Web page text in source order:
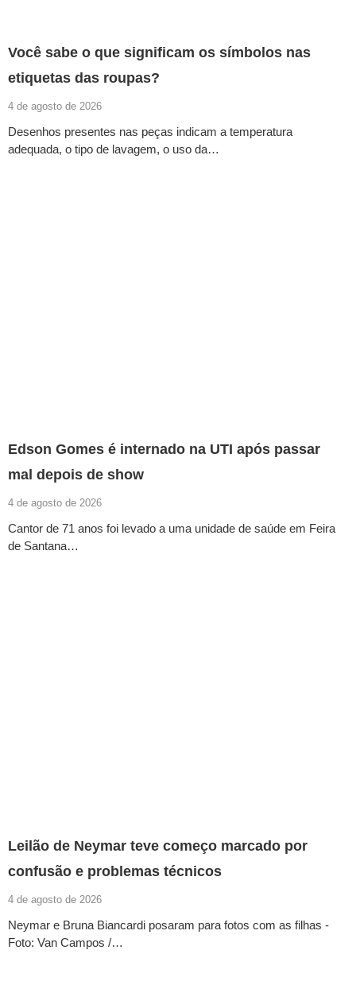
Você sabe o que significam os símbolos nas
etiquetas das roupas?
4 de agosto de 2026
Desenhos presentes nas peças indicam a temperatura
adequada, o tipo de lavagem, o uso da…
Edson Gomes é internado na UTI após passar
mal depois de show
4 de agosto de 2026
Cantor de 71 anos foi levado a uma unidade de saúde em Feira
de Santana…
Leilão de Neymar teve começo marcado por
confusão e problemas técnicos
4 de agosto de 2026
Neymar e Bruna Biancardi posaram para fotos com as filhas -
Foto: Van Campos /…